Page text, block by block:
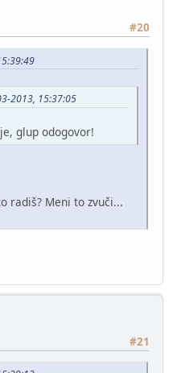
#20
2013, 15:37:05
glup odogovor!
radiš? Meni to zvuči...
#21